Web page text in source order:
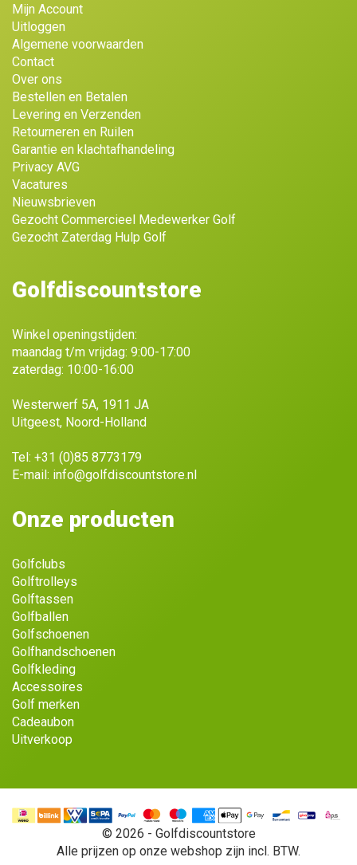
Mijn Account
Uitloggen
Algemene voorwaarden
Contact
Over ons
Bestellen en Betalen
Levering en Verzenden
Retourneren en Ruilen
Garantie en klachtafhandeling
Privacy AVG
Vacatures
Nieuwsbrieven
Gezocht Commercieel Medewerker Golf
Gezocht Zaterdag Hulp Golf
Golfdiscountstore
Winkel openingstijden:
maandag t/m vrijdag: 9:00-17:00
zaterdag: 10:00-16:00
Westerwerf 5A, 1911 JA
Uitgeest, Noord-Holland
Tel: +31 (0)85 8773179
E-mail: info@golfdiscountstore.nl
Onze producten
Golfclubs
Golftrolleys
Golftassen
Golfballen
Golfschoenen
Golfhandschoenen
Golfkleding
Accessoires
Golf merken
Cadeaubon
Uitverkoop
© 2026 - Golfdiscountstore
Alle prijzen op onze webshop zijn incl. BTW.